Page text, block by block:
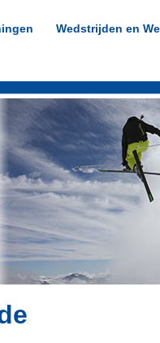
Wedstrijden en